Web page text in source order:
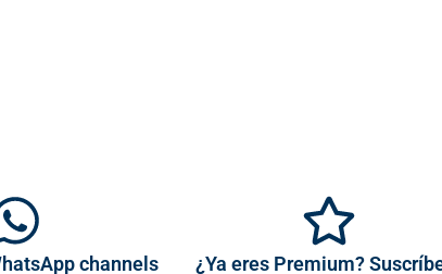
channels ¿Ya eres Premium?